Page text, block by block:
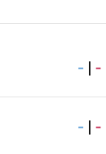
- | -
- | -